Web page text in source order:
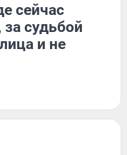
сейчас
судьбой
и не